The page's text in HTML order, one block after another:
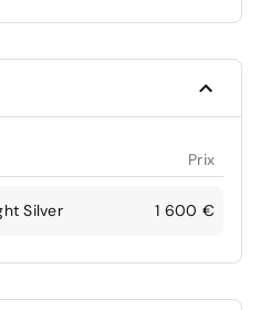
Prix
Silver 1 600 €